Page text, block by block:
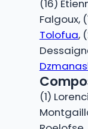
(16)
Falgoux,
Tolofua,
(1)